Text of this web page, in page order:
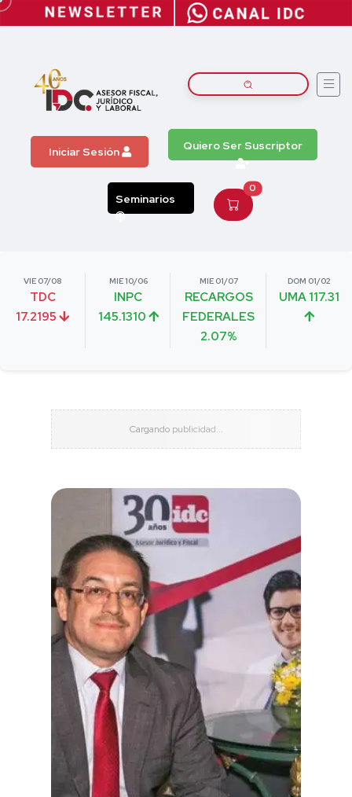
Iniciar Sesión Quiero Ser Suscriptor
Seminarios
0
VIE 07/08
TDC
17.2195
MIE 10/06
INPC
145.1310
MIE 01/07
RECARGOS
FEDERALES
2.07%
DOM 01/02
UMA 117.31